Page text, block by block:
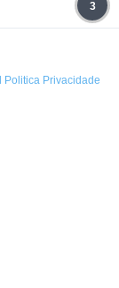
3
Politica Privacidade